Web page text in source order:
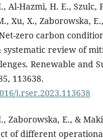
Al-Hazmi, H. E., Szulc,
Xu, X., Zaborowska,
zero carbon
review of
Renewable and
113638.
j.rser.2023.113638
Zaborowska, E., &
of different